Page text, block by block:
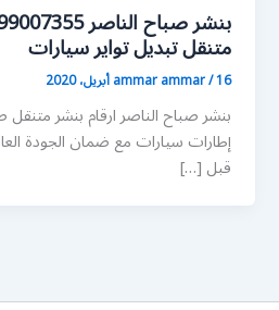
متنقل تبديل تواير سيارات
ammar ammar/16 أبريل، 2020
بنشر صباح الناصر ارقام بنشر متنقل
إطارات سيارات مع ضمان الجودة
قبل […]